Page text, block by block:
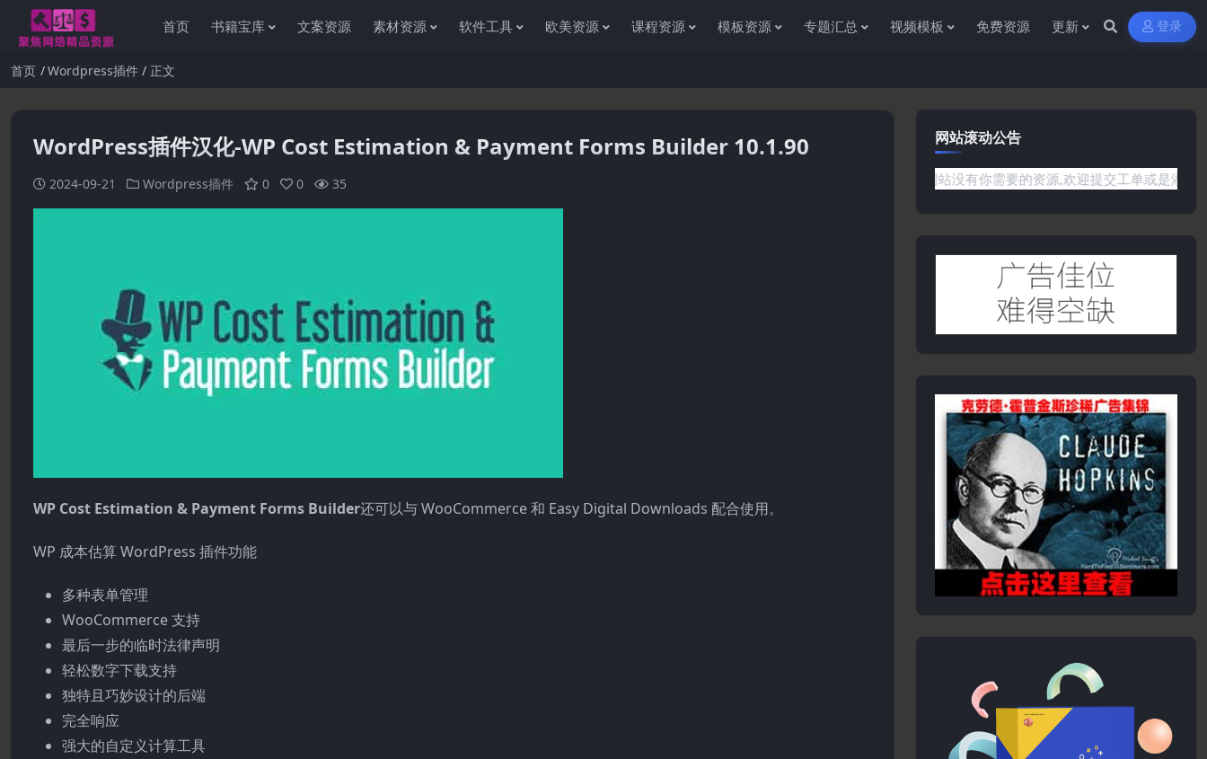
首页 书籍宝库 文案资源 素材资源 软件工具 欧美资源 课程资源 模板资源 专题汇总 视频模板 免费资源 更新 登录
首页 Wordpress插件 正文
WordPress插件汉化-WP Cost Estimation & Payment Forms Builder 10.1.90
2024-09-21 Wordpress插件 0 0 35
WP Cost Estimation & Payment Forms Builder还可以与 WooCommerce 和 Easy Digital Downloads 配合使用。
WP 成本估算 WordPress 插件功能
多种表单管理
WooCommerce 支持
最后一步的临时法律声明
轻松数字下载支持
独特且巧妙设计的后端
完全响应
强大的自定义计算工具
网站滚动公告
感谢您访问资源杂货铺获取各种信息资源!如果遇到任何问题或是网站没有你需要的资源,欢迎提交工单或是添加客服微信